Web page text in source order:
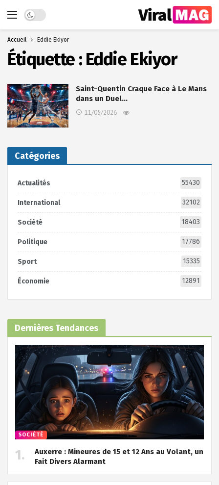
Dark mode
Accueil Eddie Ekiyor
Étiquette : Eddie Ekiyor
Saint-Quentin Craque Face à Le Mans
dans un Duel…
11/05/2026
Catégories
Actualités 55430
International 32102
Société 18403
Politique 17786
Sport 15335
Économie 12891
Dernières Tendances
SOCIÉTÉ
Auxerre : Mineures de 15 et 12 Ans au Volant, un
Fait Divers Alarmant